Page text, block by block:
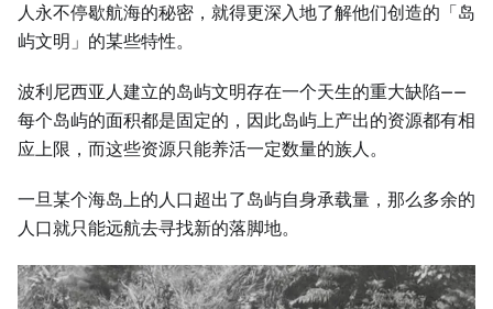
人永不停歇航海的秘密，就得更深入地了解他们创造的「岛
屿文明」的某些特性。
波利尼西亚人建立的岛屿文明存在一个天生的重大缺陷——
每个岛屿的面积都是固定的，因此岛屿上产出的资源都有相
应上限，而这些资源只能养活一定数量的族人。
一旦某个海岛上的人口超出了岛屿自身承载量，那么多余的
人口就只能远航去寻找新的落脚地。